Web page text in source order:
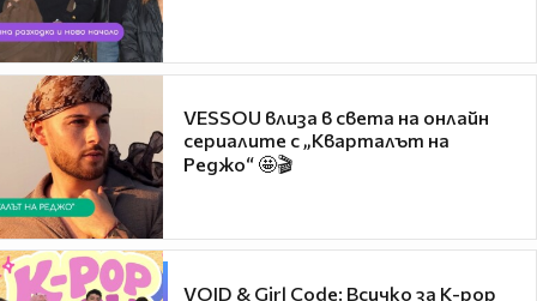
VESSOU влиза в света на онлайн
сериалите с „Кварталът на
Реджо“ 🤩🎬
VOID & Girl Code: Всичко за K-pop